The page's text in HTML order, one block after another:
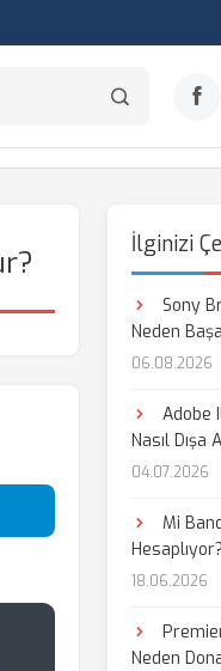
Paylaş
İlginizi
Sony
Neden
06.08.2026
Adobe
Nasıl Dışa
04.07.2026
Mi
Hesaplıyor?
18.06.2026
Neden